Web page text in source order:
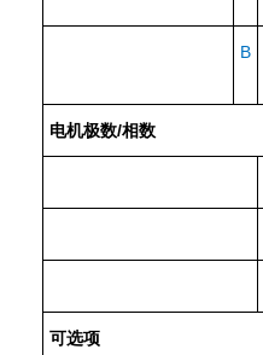
B
电机极数/相数
可选项